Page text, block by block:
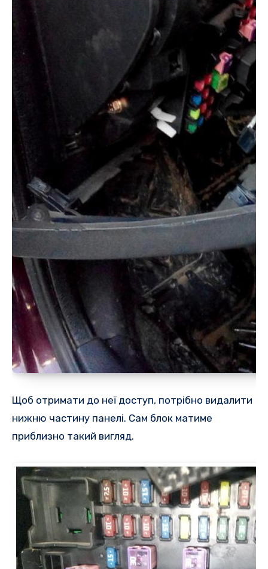
Щоб отримати до неї доступ, потрібно видалити
нижню частину панелі. Сам блок матиме
приблизно такий вигляд.